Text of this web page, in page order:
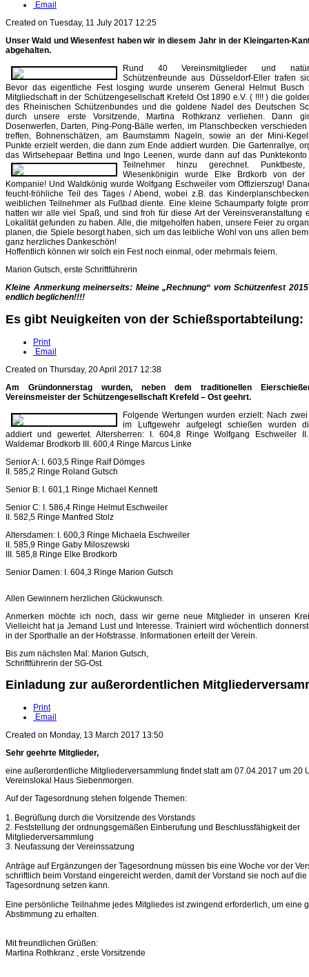
Email
Created on Tuesday, 11 July 2017 12:25
Unser Wald und Wiesenfest haben wir in diesem Jahr in der Kleingarten-
abgehalten.
Rund 40 Vereinsmitglieder und
Schützenfreunde aus Düsseldorf-Eller trafen
Bevor das eigentliche Fest losging wurde unserem General Helmut
Mitgliedschaft in der Schützengesellschaft Krefeld Ost 1890 e.V. ( !!!! ) die
des Rheinischen Schützenbundes und die goldene Nadel des Deutschen
durch unsere erste Vorsitzende, Martina Rothkranz verliehen. Dann
Dosenwerfen, Darten, Ping-Pong-Bälle werfen, im Planschbecken
treffen, Bohnenschätzen, am Baumstamm Nageln, sowie an der Mini-
Punkte erzielt werden, die dann zum Ende addiert wurden. Die Gartenrallye,
das Wirtsehepaar Bettina und Ingo Leenen, wurde dann auf das
Teilnehmer hinzu gerechnet.
Wiesenkönigin wurde Elke Brdkorb von der
Kompanie! Und Waldkönig wurde Wolfgang Eschweiler vom Offizierszug!
feucht-fröhliche Teil des Tages / Abend, wobei z.B. das
weiblichen Teilnehmer als Fußbad diente. Eine kleine Schaumparty folgte
hatten wir alle viel Spaß, und sind froh für diese Art der Vereinsveranstaltung
Lokalität gefunden zu haben. Alle, die mitgeholfen haben, unsere Feier zu
planen, die Spiele besorgt haben, sich um das leibliche Wohl von uns allen
ganz herzliches Dankeschön!
Hoffentlich können wir solch ein Fest noch einmal, oder mehrmals feiern.
Marion Gutsch, erste Schriftführerin
Kleine Anmerkung meinerseits: Meine „Rechnung“ vom Schützenfest
endlich beglichen!!!!
Es gibt Neuigkeiten von der Schießsportabteilung:
Print
Email
Created on Thursday, 20 April 2017 12:38
Am Gründonnerstag wurden, neben dem traditionellen
Vereinsmeister der Schützengesellschaft Krefeld – Ost geehrt.
Folgende Wertungen wurden erzielt: Nach
im Luftgewehr aufgelegt schießen wurden
addiert und gewertet. Altersherren: I. 604,8 Ringe Wolfgang Eschweiler
Waldemar Brodkorb III. 600,4 Ringe Marcus Linke
Senior A: I. 603,5 Ringe Ralf Dömges
II. 585,2 Ringe Roland Gutsch
Senior B: I. 601,1 Ringe Michael Kennett
Senior C: I. 586,4 Ringe Helmut Eschweiler
II. 582,5 Ringe Manfred Stolz
Altersdamen: I. 600,3 Ringe Michaela Eschweiler
II. 585,9 Ringe Gaby Miloszewski
III. 585,8 Ringe Elke Brodkorb
Senior Damen: I. 604,3 Ringe Marion Gutsch
Allen Gewinnern herzlichen Glückwunsch.
Anmerken möchte ich noch, dass wir gerne neue Mitglieder in unseren
Vielleicht hat ja Jemand Lust und Interesse. Trainiert wird wöchentlich
in der Sporthalle an der Hofstrasse. Informationen erteilt der Verein.
Bis zum nächsten Mal: Marion Gutsch,
Schriftführerin der SG-Ost.
Einladung zur außerordentlichen
Print
Email
Created on Monday, 13 March 2017 13:50
Sehr geehrte Mitglieder,
eine außerordentliche Mitgliederversammlung findet statt am 07.04.2017 um 20
Vereinslokal Haus Siebenmorgen.
Auf der Tagesordnung stehen folgende Themen:
1. Begrüßung durch die Vorsitzende des Vorstands
2. Feststellung der ordnungsgemäßen Einberufung und Beschlussfähigkeit der
Mitgliederversammlung
3. Neufassung der Vereinssatzung
Anträge auf Ergänzungen der Tagesordnung müssen bis eine Woche vor der
schriftlich beim Vorstand eingereicht werden, damit der Vorstand sie noch auf die
Tagesordnung setzen kann.
Eine persönliche Teilnahme jedes Mitgliedes ist zwingend erforderlich, um eine
Abstimmung zu erhalten.
Mit freundlichen Grüßen:
Martina Rothkranz , erste Vorsitzende